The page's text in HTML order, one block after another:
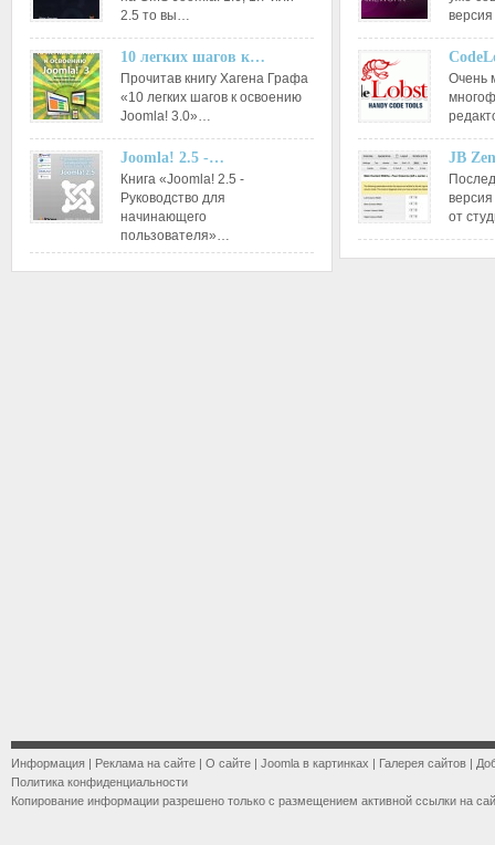
2.5 то вы…
10 легких шагов к…
Прочитав книгу Хагена Графа
«10 легких шагов к освоению
Joomla! 3.0»…
Joomla! 2.5 -…
Книга «Joomla! 2.5 -
Руководство для
начинающего
пользователя»…
Очень
JB
от
Информация | Реклама на сайте | О сайте | Joomla в картинках | Галерея сайтов |
Политика конфиденциальности
Копирование информации разрешено только с размещением активной ссылки на